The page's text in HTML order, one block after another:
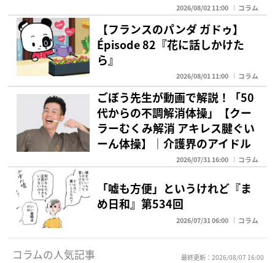
2026/08/02 11:00 コラム
【フランスのパンダ ガドゥ】
Épisode 82『花に話しかけた
ら』
2026/08/01 11:00 コラム
ごぼう先生が動画で解説！「50
代からの不調解消体操」【クー
ラーむくみ解消 アキレス腱ぐい
ーん体操】｜介護界のアイドル
2026/07/31 16:00 コラム
「嘘も方便」というけれど『ま
め日和』第534回
2026/07/31 06:00 コラム
コラムの人気記事 最終更新：2026/08/07 16:00